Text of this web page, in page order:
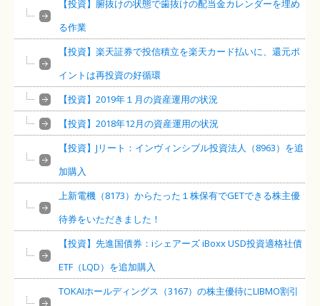
【投資】腑抜けの状態で歯抜けの配当金カレンダーを埋め
る作業
【投資】楽天証券で投信積立を楽天カード払いに、還元ポ
イントは再投資の好循環
【投資】2019年１月の資産運用の状況
【投資】2018年12月の資産運用の状況
【投資】Jリート：インヴィンシブル投資法人（8963）を追
加購入
上新電機（8173）からたった１株保有でGETできる株主優
待券をいただきました！
【投資】先進国債券：iシェアーズ iBoxx USD投資適格社債
ETF（LQD）を追加購入
TOKAIホールディングス（3167）の株主優待にLIBMO割引